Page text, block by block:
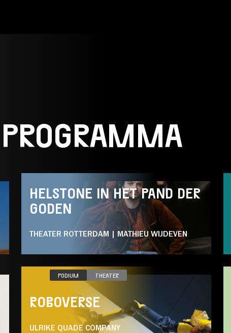
DO 08.10
HELSTONE IN HET PAND DER
GODEN
THEATER ROTTERDAM | MATHIEU WIJDEVEN
DO 08.04
PODIUM THEATER
ROBOVERSE
ULRIKE QUADE COMPANY